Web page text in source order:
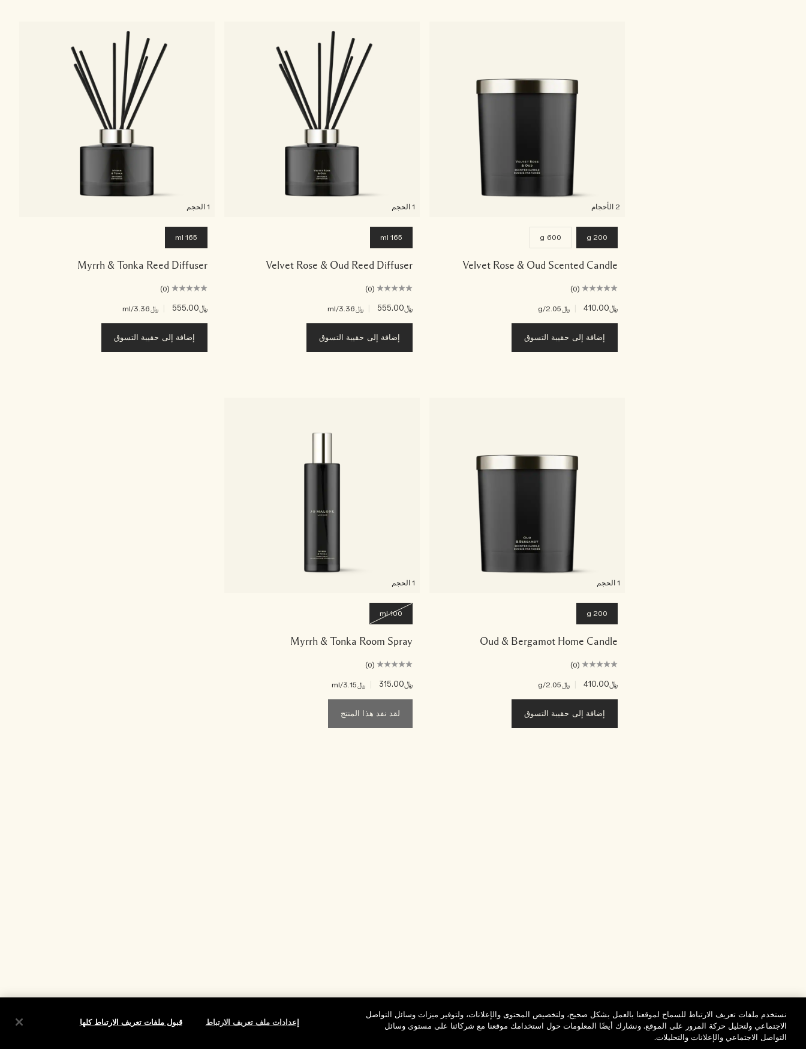
2 الأحجام
200 g
600 g
Velvet Rose & Oud Scented Candle
(0)
﷼410.00 ﷼2.05 /g
إضافة إلى حقيبة التسوق
1 الحجم
165 ml
Velvet Rose & Oud Reed Diffuser
(0)
﷼555.00 ﷼3.36 /ml
إضافة إلى حقيبة التسوق
1 الحجم
165 ml
Myrrh & Tonka Reed Diffuser
(0)
﷼555.00 ﷼3.36 /ml
إضافة إلى حقيبة التسوق
1 الحجم
200 g
Oud & Bergamot Home Candle
(0)
﷼410.00 ﷼2.05 /g
إضافة إلى حقيبة التسوق
1 الحجم
100 ml
Myrrh & Tonka Room Spray
(0)
﷼315.00 ﷼3.15 /ml
لقد نفد هذا المنتج
نستخدم ملفات تعريف الارتباط للسماح لموقعنا بالعمل بشكل صحيح، ولتخصيص المحتوى والإعلانات، ولتوفير ميزات وسائل التواصل
الاجتماعي ولتحليل حركة المرور على الموقع. ونشارك أيضًا المعلومات حول استخدامك موقعنا مع شركائنا على مستوى وسائل
التواصل الاجتماعي والإعلانات والتحليلات.
إعدادات ملف تعريف الارتباط قبول ملفات تعريف الارتباط كلها